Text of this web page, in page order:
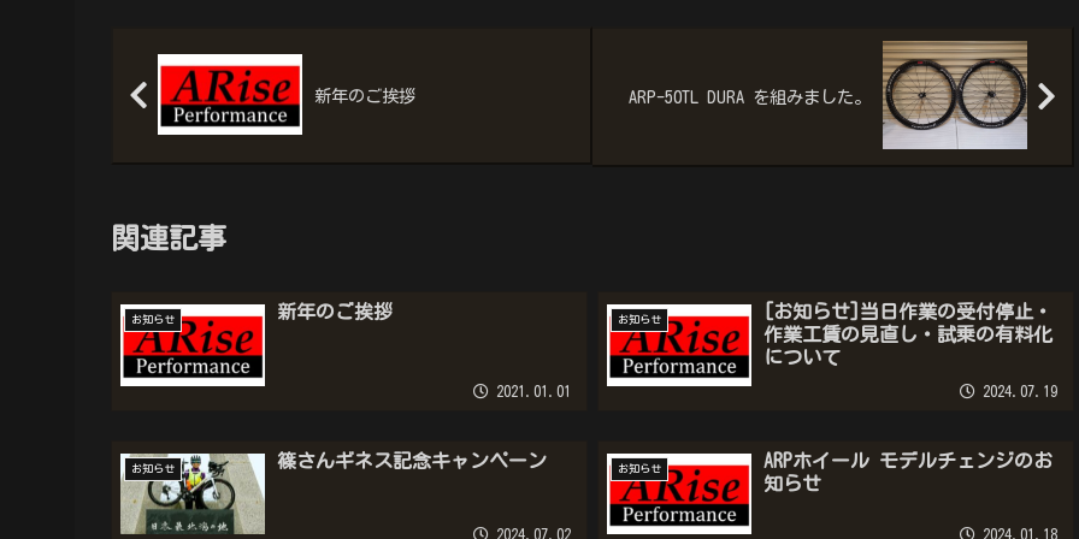
新年のご挨拶 ARP-50TL DURA を組みました。
関連記事
お知らせ 新年のご挨拶
2021.01.01
お知らせ
[お知らせ]当日作業の受付停止・
作業工賃の見直し・試乗の有料化
について
2024.07.19
お知らせ 篠さんギネス記念キャンペーン
2024.07.02
お知らせ
ARPホイール モデルチェンジのお
知らせ
2024.01.18